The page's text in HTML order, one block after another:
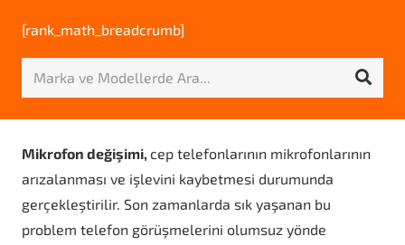
[rank_math_breadcrumb]
Mikrofon değişimi, cep telefonlarının mikrofonlarının
arızalanması ve işlevini kaybetmesi durumunda
gerçekleştirilir. Son zamanlarda sık yaşanan bu
problem telefon görüşmelerini olumsuz yönde